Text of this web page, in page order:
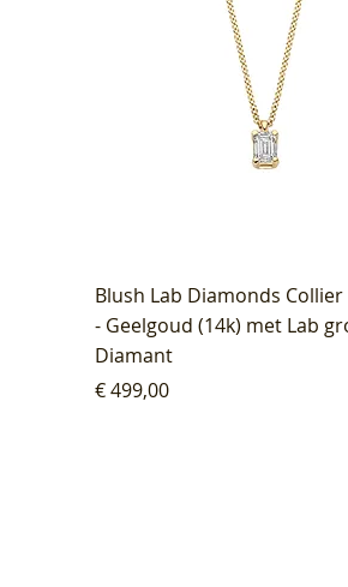
Blush Lab Diamonds Collier
- Geelgoud (14k) met Lab
Diamant
Prijs
€ 499,00